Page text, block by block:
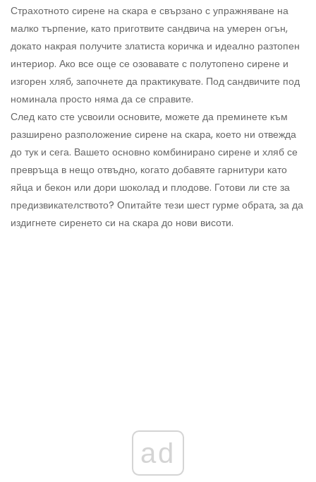
Страхотното сирене на скара е свързано с упражняване на
малко търпение, като приготвите сандвича на умерен огън,
докато накрая получите златиста коричка и идеално разтопен
интериор. Ако все още се озовавате с полутопено сирене и
изгорен хляб, започнете да практикувате. Под сандвичите под
номинала просто няма да се справите.
След като сте усвоили основите, можете да преминете към
разширено разположение сирене на скара, което ни отвежда
до тук и сега. Вашето основно комбинирано сирене и хляб се
превръща в нещо отвъдно, когато добавяте гарнитури като
яйца и бекон или дори шоколад и плодове. Готови ли сте за
предизвикателството? Опитайте тези шест гурме обрата, за да
издигнете сиренето си на скара до нови висоти.
ad